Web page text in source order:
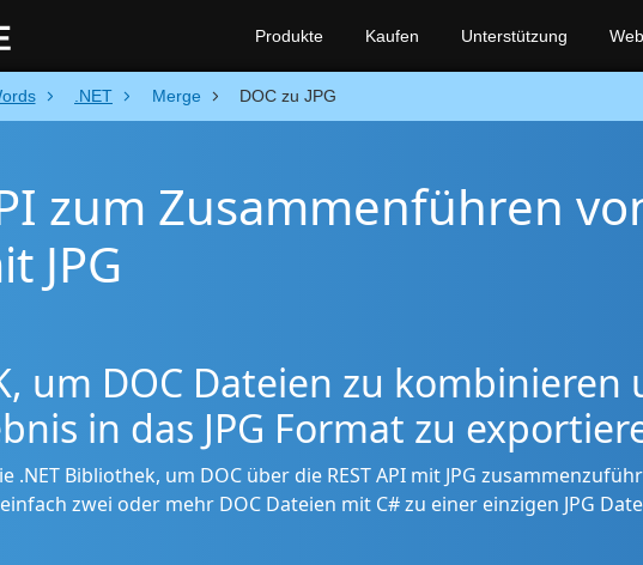
.NET Merge DOC zu JPG
zum Zusammenführen
JPG
um DOC Dateien zu kombinieren
in das JPG Format zu
.NET Bibliothek, um DOC über die REST API mit JPG
zwei oder mehr DOC Dateien mit C# zu einer einzigen JPG
Produkte Kaufen Unterstützung